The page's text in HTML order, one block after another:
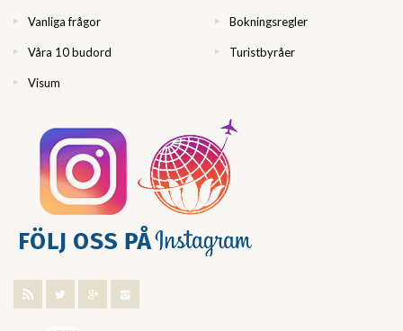
Vanliga frågor Bokningsregler
Våra 10 budord Turistbyråer
Visum